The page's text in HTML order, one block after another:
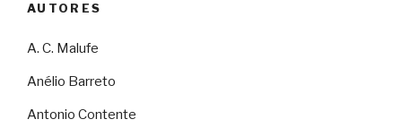
AUTORES
A. C. Malufe
Anélio Barreto
Antonio Contente